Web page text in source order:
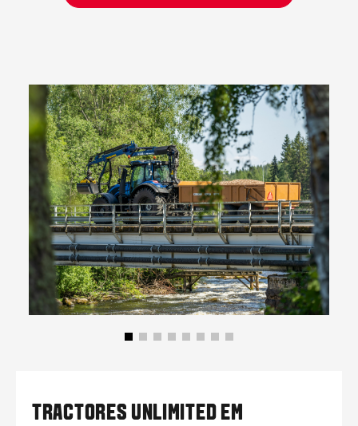
TRACTORES UNLIMITED EM